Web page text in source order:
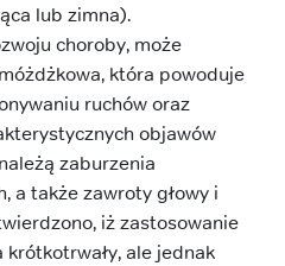
lub zimna).
choroby, może
która powoduje
ruchów oraz
objawów
zaburzenia
a także zawroty głowy i
iż zastosowanie
ale jednak